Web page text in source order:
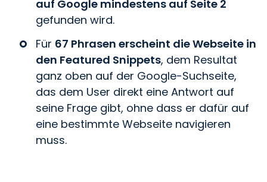
auf Google mindestens auf Seite 2
gefunden wird.
Für 67 Phrasen erscheint die Webseite in
den Featured Snippets, dem Resultat
ganz oben auf der Google-Suchseite,
das dem User direkt eine Antwort auf
seine Frage gibt, ohne dass er dafür auf
eine bestimmte Webseite navigieren
muss.